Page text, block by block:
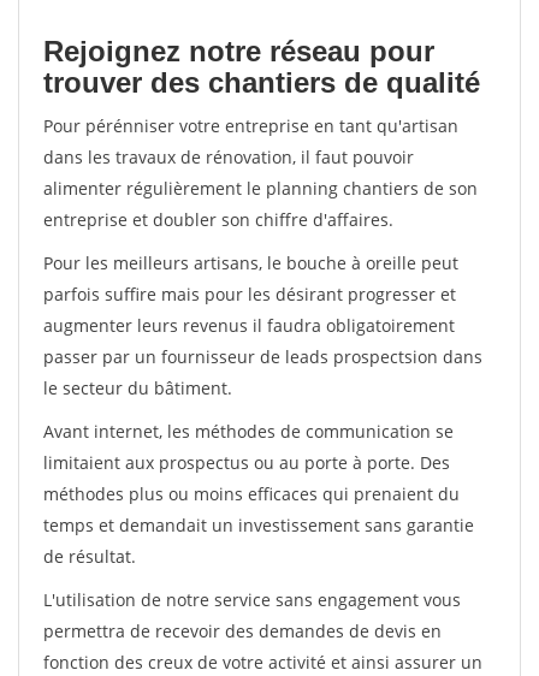
Rejoignez notre réseau pour
trouver des chantiers de qualité
Pour pérénniser votre entreprise en tant qu'artisan
dans les travaux de rénovation, il faut pouvoir
alimenter régulièrement le planning chantiers de son
entreprise et doubler son chiffre d'affaires.
Pour les meilleurs artisans, le bouche à oreille peut
parfois suffire mais pour les désirant progresser et
augmenter leurs revenus il faudra obligatoirement
passer par un fournisseur de leads prospectsion dans
le secteur du bâtiment.
Avant internet, les méthodes de communication se
limitaient aux prospectus ou au porte à porte. Des
méthodes plus ou moins efficaces qui prenaient du
temps et demandait un investissement sans garantie
de résultat.
L'utilisation de notre service sans engagement vous
permettra de recevoir des demandes de devis en
fonction des creux de votre activité et ainsi assurer un